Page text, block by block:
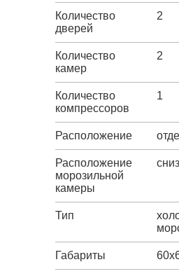
Количество
дверей
2
Количество
камер
2
Количество
компрессоров
1
Расположение
Расположение
морозильной
камеры
Тип
Габариты